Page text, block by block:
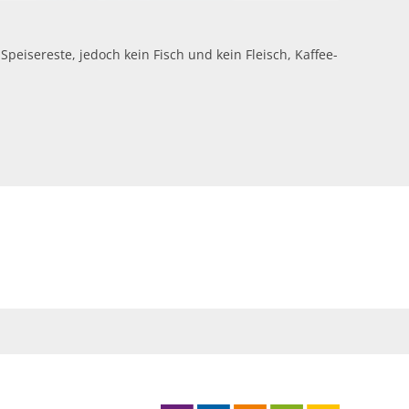
jedoch kein Fisch und kein Fleisch, Kaffee-